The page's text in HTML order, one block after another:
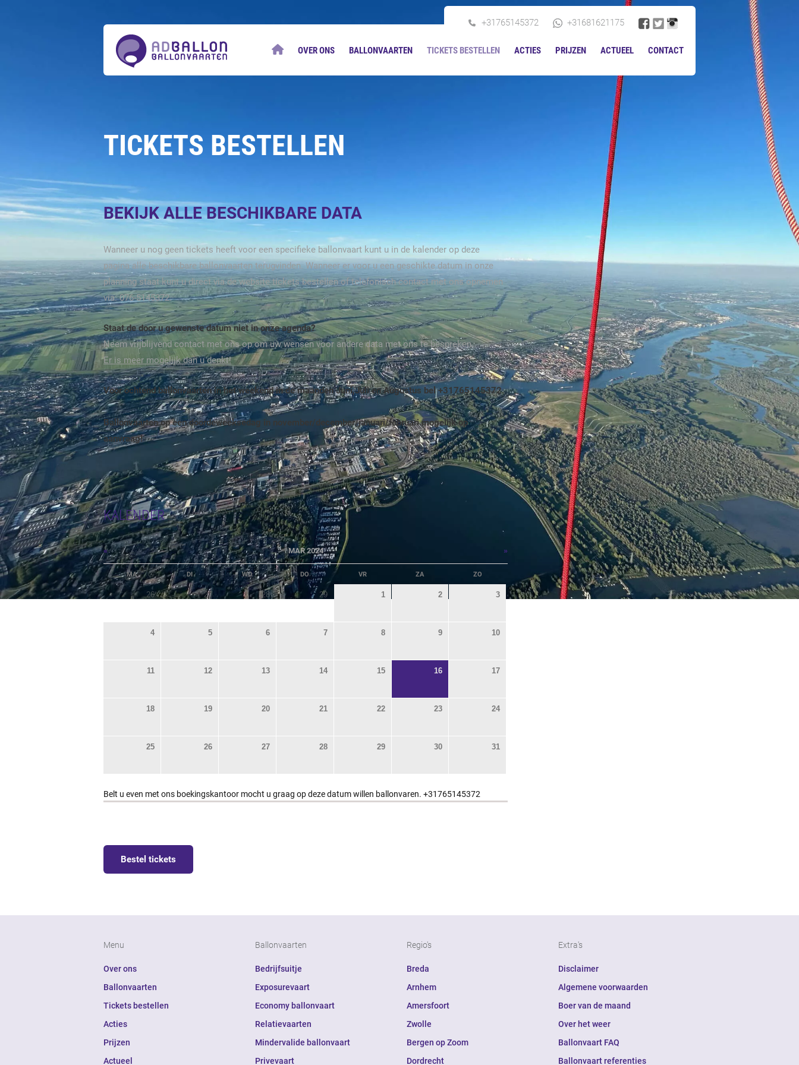
OVER ONS BALLONVAARTEN TICKETS BESTELLEN ACTIES PRIJZEN ACTUEEL CONTACT
+31765145372 +31681621175
TICKETS BESTELLEN
BEKIJK ALLE BESCHIKBARE DATA
Wanneer u nog geen tickets heeft voor een specifieke ballonvaart kunt u in de kalender op deze
pagina alle beschikbare ballonvaarten terugvinden. Wanneer er voor u een geschikte datum in onze
planning staat kunt u direct via de website tickets bestellen of telefonisch contact met ons opnemen
via: 076-5145372.
Staat de door u gewenste datum niet in onze agenda?
Neem vrijblijvend contact met ons op om uw wensen voor andere data met ons te bespreken.
Er is meer mogelijk dan u denkt!
Voor ochtend ballonvaarten in het weekend in de maanden Juni,Juli en Augustus bel +31765145372.
Ballonvaarten op een doordeweeksedag in november/december/januari/februari mogelijk op
aanvraag!
KALENDER
« MAR 2024 »
MA DI WO DO VR ZA ZO
26 27 28 29 1 2 3
4 5 6 7 8 9 10
11 12 13 14 15 16 17
18 19 20 21 22 23 24
25 26 27 28 29 30 31
Belt u even met ons boekingskantoor mocht u graag op deze datum willen ballonvaren. +31765145372
Bestel tickets
Menu
Over ons
Ballonvaarten
Tickets bestellen
Acties
Prijzen
Actueel
Ballonvaarten
Bedrijfsuitje
Exposurevaart
Economy ballonvaart
Relatievaarten
Mindervalide ballonvaart
Privevaart
Regio's
Breda
Arnhem
Amersfoort
Zwolle
Bergen op Zoom
Dordrecht
Extra's
Disclaimer
Algemene voorwaarden
Boer van de maand
Over het weer
Ballonvaart FAQ
Ballonvaart referenties